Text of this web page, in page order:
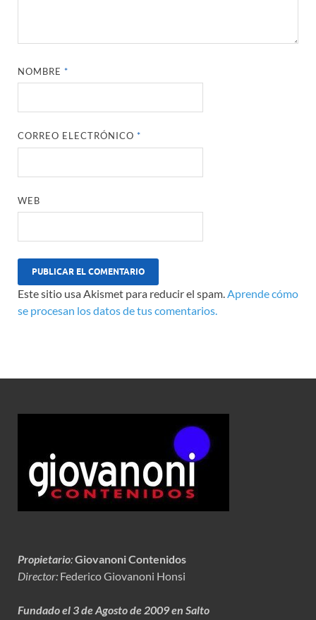
NOMBRE*
CORREO ELECTRÓNICO*
WEB
Este sitio usa Akismet para reducir el spam.Aprende cómo
se procesan los datos de tus comentarios.
Propietario:Giovanoni Contenidos
Director: Federico Giovanoni Honsi
Fundado el 3 de Agosto de 2009 en Salto